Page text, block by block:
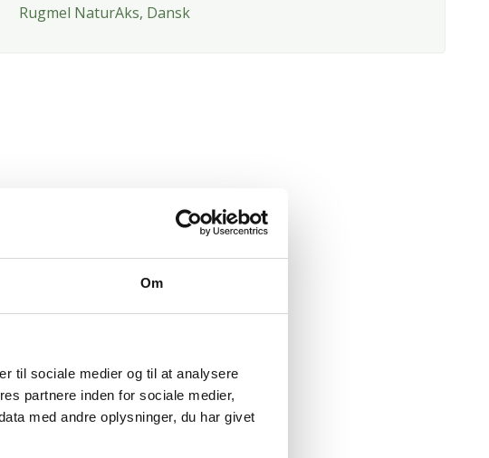
Om
til sociale medier og til at analysere
partnere inden for sociale medier,
med andre oplysninger, du har givet
Rugmel NaturAks, Dansk